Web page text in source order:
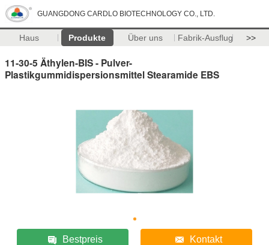
GUANGDONG CARDLO BIOTECHNOLOGY CO., LTD.
Haus Produkte Über uns Fabrik-Ausflug >>
11-30-5 Äthylen-BIS - Pulver-
Plastikgummidispersionsmittel Stearamide EBS
Bestpreis Kontakt